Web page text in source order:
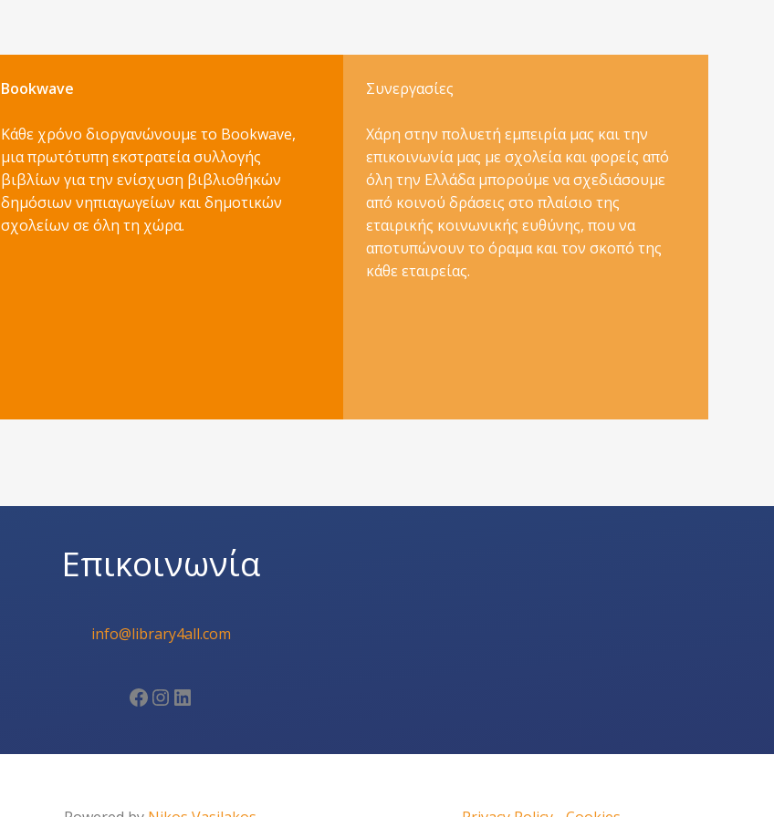
Bookwave
Κάθε χρόνο διοργανώνουμε το Bookwave,
μια πρωτότυπη εκστρατεία συλλογής
βιβλίων για την ενίσχυση βιβλιοθήκών
δημόσιων νηπιαγωγείων και δημοτικών
σχολείων σε όλη τη χώρα.
Συνεργασίες
Xάρη στην πολυετή εμπειρία μας και την
επικοινωνία μας με σχολεία και φορείς από
όλη την Ελλάδα μπορούμε να σχεδιάσουμε
από κοινού δράσεις στο πλαίσιο της
εταιρικής κοινωνικής ευθύνης, που να
αποτυπώνουν το όραμα και τον σκοπό της
κάθε εταιρείας.
Επικοινωνία
info@library4all.com
Facebook
Instagram
Linkedin